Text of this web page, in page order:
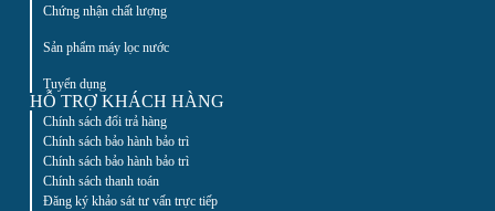
Chứng nhận chất lượng
Sản phẩm máy lọc nước
Tuyển dụng
HỖ TRỢ KHÁCH HÀNG
Chính sách đổi trả hàng
Chính sách bảo hành bảo trì
Chính sách bảo hành bảo trì
Chính sách thanh toán
Đăng ký khảo sát tư vấn trực tiếp